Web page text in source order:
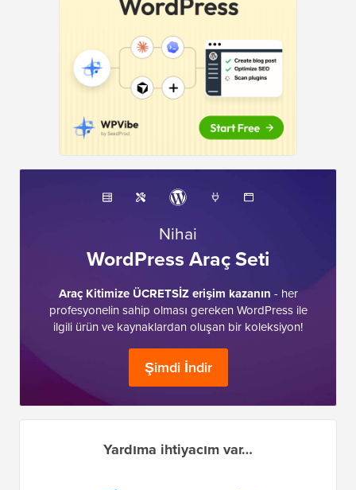
Nihai
WordPress Araç Seti
Araç Kitimize ÜCRETSİZ erişim kazanın - her
profesyonelin sahip olması gereken WordPress ile
ilgili ürün ve kaynaklardan oluşan bir koleksiyon!
Şimdi İndir
Yardıma ihtiyacım var…